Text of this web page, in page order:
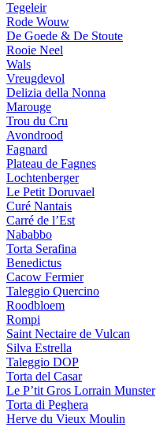
Tegeleir
Rode Wouw
De Goede & De Stoute
Rooie Neel
Wals
Vreugdevol
Delizia della Nonna
Marouge
Trou du Cru
Avondrood
Fagnard
Plateau de Fagnes
Lochtenberger
Le Petit Doruvael
Curé Nantais
Carré de l’Est
Nababbo
Torta Serafina
Benedictus
Cacow Fermier
Taleggio Quercino
Roodbloem
Rompi
Saint Nectaire de Vulcan
Silva Estrella
Taleggio DOP
Torta del Casar
Le P’tit Gros Lorrain Munster
Torta di Peghera
Herve du Vieux Moulin